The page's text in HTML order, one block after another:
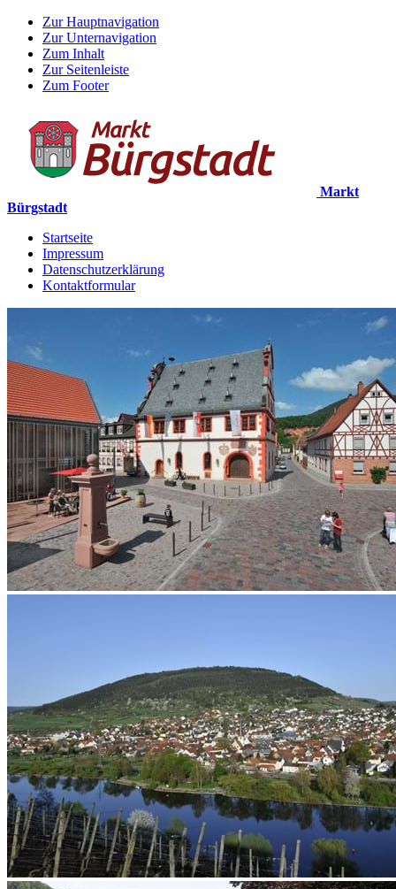
Zur Hauptnavigation
Zur Unternavigation
Zum Inhalt
Zur Seitenleiste
Zum Footer
Markt
Bürgstadt
Startseite
Impressum
Datenschutzerklärung
Kontaktformular